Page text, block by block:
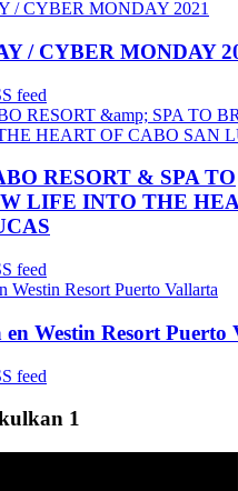
/ CYBER MONDAY
feed
RESORT & SPA TO
LIFE INTO THE
feed
Westin Resort Puerto
feed
1